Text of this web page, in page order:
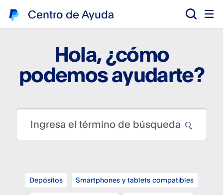
Centro de Ayuda
Hola, ¿cómo
podemos ayudarte?
Ingresa el término de búsqueda
Depósitos Smartphones y tablets compatibles